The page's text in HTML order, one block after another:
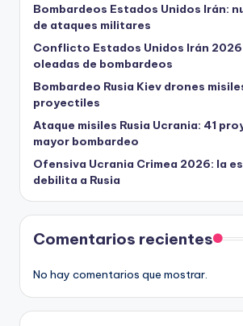
Bombardeos Estados Unidos Irán:
de ataques militares
Conflicto Estados Unidos Irán
oleadas de bombardeos
Bombardeo Rusia Kiev drones
proyectiles
Ataque misiles Rusia Ucrania: 41
mayor bombardeo
Ofensiva Ucrania Crimea 2026: la
debilita a Rusia
Comentarios recientes
No hay comentarios que mostrar.